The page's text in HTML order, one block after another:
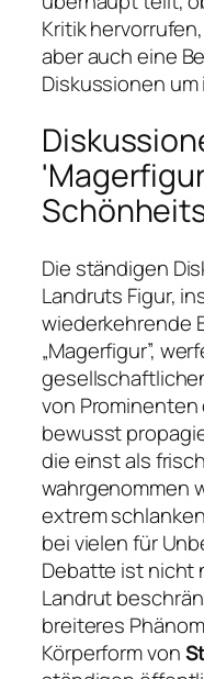
Kritik
aber auch eine
Diskussionen um
Die ständigen
Landruts Figur,
wiederkehrende
„Magerfigur”,
von
bewusst
die einst als
wahrgenommen
extrem
bei vielen für
Debatte ist nicht
Landrut
breiteres
Körperform von